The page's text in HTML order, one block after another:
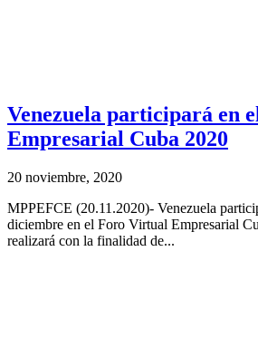
Venezuela participará en
Empresarial Cuba 2020
20 noviembre, 2020
MPPEFCE (20.11.2020)- Venezuela
diciembre en el Foro Virtual Empresarial
realizará con la finalidad de...